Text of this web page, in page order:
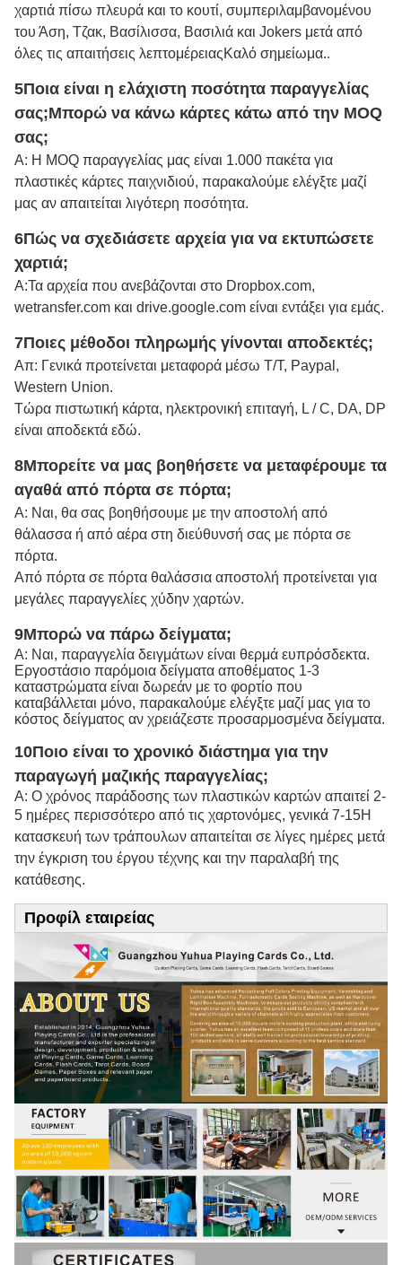
χαρτιά πίσω πλευρά και το κουτί, συμπεριλαμβανομένου
του Άση, Τζακ, Βασίλισσα, Βασιλιά και Jokers μετά από
όλες τις απαιτήσεις λεπτομέρειαςΚαλό σημείωμα..
5Ποια είναι η ελάχιστη ποσότητα παραγγελίας
σας;Μπορώ να κάνω κάρτες κάτω από την MOQ
σας;
Α: Η MOQ παραγγελίας μας είναι 1.000 πακέτα για
πλαστικές κάρτες παιχνιδιού, παρακαλούμε ελέγξτε μαζί
μας αν απαιτείται λιγότερη ποσότητα.
6Πώς να σχεδιάσετε αρχεία για να εκτυπώσετε
χαρτιά;
Α:Τα αρχεία που ανεβάζονται στο Dropbox.com,
wetransfer.com και drive.google.com είναι εντάξει για εμάς.
7Ποιες μέθοδοι πληρωμής γίνονται αποδεκτές;
Απ: Γενικά προτείνεται μεταφορά μέσω Τ/Τ, Paypal,
Western Union.
Τώρα πιστωτική κάρτα, ηλεκτρονική επιταγή, L / C, DA, DP
είναι αποδεκτά εδώ.
8Μπορείτε να μας βοηθήσετε να μεταφέρουμε τα
αγαθά από πόρτα σε πόρτα;
Α: Ναι, θα σας βοηθήσουμε με την αποστολή από
θάλασσα ή από αέρα στη διεύθυνσή σας με πόρτα σε
πόρτα.
Από πόρτα σε πόρτα θαλάσσια αποστολή προτείνεται για
μεγάλες παραγγελίες χύδην χαρτών.
9Μπορώ να πάρω δείγματα;
Α: Ναι, παραγγελία δειγμάτων είναι θερμά ευπρόσδεκτα.
Εργοστάσιο παρόμοια δείγματα αποθέματος 1-3
καταστρώματα είναι δωρεάν με το φορτίο που
καταβάλλεται μόνο, παρακαλούμε ελέγξτε μαζί μας για το
κόστος δείγματος αν χρειάζεστε προσαρμοσμένα δείγματα.
10Ποιο είναι το χρονικό διάστημα για την
παραγωγή μαζικής παραγγελίας;
Α: Ο χρόνος παράδοσης των πλαστικών καρτών απαιτεί 2-
5 ημέρες περισσότερο από τις χαρτονόμες, γενικά 7-15Η
κατασκευή των τράπουλων απαιτείται σε λίγες ημέρες μετά
την έγκριση του έργου τέχνης και την παραλαβή της
κατάθεσης.
Προφίλ εταιρείας